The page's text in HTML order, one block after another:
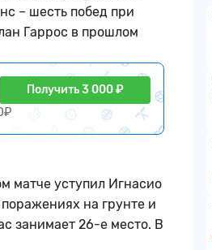
– шесть побед при
Гаррос в прошлом
Получить 3 000 ₽
матче уступил Игнасио
на грунте и
занимает 26-е место. В